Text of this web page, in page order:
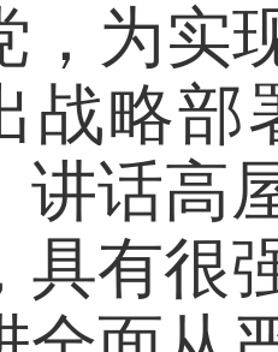
，为实
战略部
讲话高
具有很